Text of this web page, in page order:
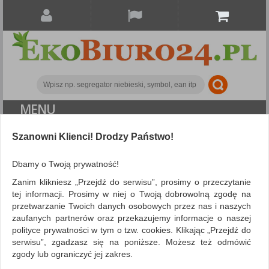
MENU
ALL CATEGORIES
Marka KIMBERLY-CLARK KLEENEX
Szanowni Klienci! Drodzy Państwo!
Dbamy o Twoją prywatność!
Zanim klikniesz „Przejdź do serwisu”, prosimy o przeczytanie
tej informacji. Prosimy w niej o Twoją dobrowolną zgodę na
przetwarzanie Twoich danych osobowych przez nas i naszych
zaufanych partnerów oraz przekazujemy informacje o naszej
polityce prywatności w tym o tzw. cookies. Klikając „Przejdź do
serwisu”, zgadzasz się na poniższe. Możesz też odmówić
zgody lub ograniczyć jej zakres.